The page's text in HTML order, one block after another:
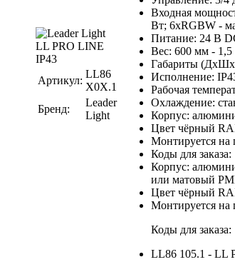
Артикул:
LL86
X0X.1
Бренд:
Leader
Light
Входная
Вт; 6xRGBW -
Питание: 24 В
Вес: 600 мм - 1,5
Габариты
Исполнение:
Рабочая
Охлаждение:
Корпус:
Цвет чёрный
Монтируется на
Коды для заказа:
Корпус:
или матовый
Цвет чёрный
Монтируется на
Коды для заказа:
LL86 105.1 - LL